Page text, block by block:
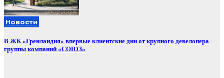
Новости
В ЖК «Гренландия» впервые клиентские дни от крупного девелопера —
группы компаний «СОЮЗ»